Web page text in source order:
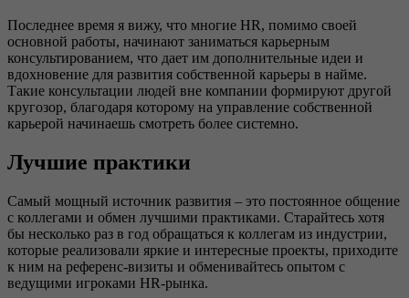
Последнее время я вижу, что многие HR, помимо своей
основной работы, начинают заниматься карьерным
консультированием, что дает им дополнительные идеи и
вдохновение для развития собственной карьеры в найме.
Такие консультации людей вне компании формируют другой
кругозор, благодаря которому на управление собственной
карьерой начинаешь смотреть более системно.
Лучшие практики
Самый мощный источник развития – это постоянное общение
с коллегами и обмен лучшими практиками. Старайтесь хотя
бы несколько раз в год обращаться к коллегам из индустрии,
которые реализовали яркие и интересные проекты, приходите
к ним на референс-визиты и обменивайтесь опытом с
ведущими игроками HR-рынка.